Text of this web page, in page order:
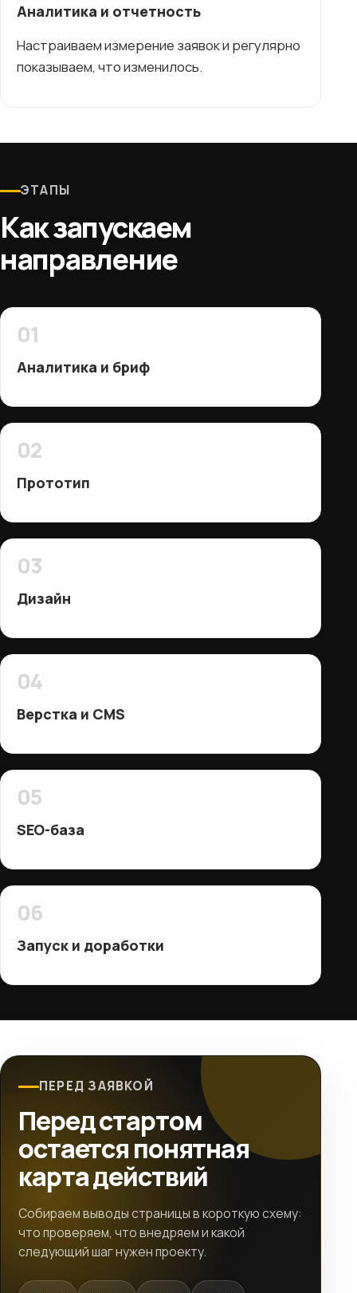
Аналитика и отчетность
Настраиваем измерение заявок и регулярно
показываем, что изменилось.
ЭТАПЫ
Как запускаем
направление
01
Аналитика и бриф
02
Прототип
03
Дизайн
04
Верстка и CMS
05
SEO-база
06
Запуск и доработки
ПЕРЕД ЗАЯВКОЙ
Перед стартом
остается понятная
карта действий
Собираем выводы страницы в короткую схему:
что проверяем, что внедряем и какой
следующий шаг нужен проекту.